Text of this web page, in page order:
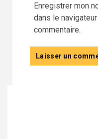
Enregistrer mon
dans le
commentaire.